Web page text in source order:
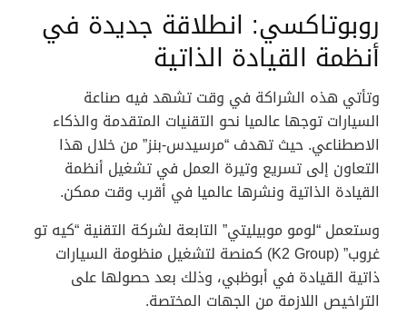
روبوتاكسي: انطلاقة جديدة في
أنظمة القيادة الذاتية
وتأتي هذه الشراكة في وقت تشهد فيه صناعة
السيارات توجها عالميا نحو التقنيات المتقدمة والذكاء
الاصطناعي. حيث تهدف “مرسيدس-بنز” من خلال هذا
التعاون إلى تسريع وتيرة العمل في تشغيل أنظمة
القيادة الذاتية ونشرها عالميا في أقرب وقت ممكن.
وستعمل “لومو موبيليتي” التابعة لشركة التقنية “كيه تو
غروب” (K2 Group) كمنصة لتشغيل منظومة السيارات
ذاتية القيادة في أبوظبي، وذلك بعد حصولها على
التراخيص اللازمة من الجهات المختصة.